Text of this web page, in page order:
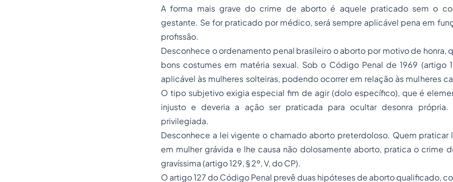
A forma mais grave do crime de aborto é aquele praticado sem o
gestante. Se for praticado por médico, será sempre aplicável pena em
profissão.
Desconhece o ordenamento penal brasileiro o aborto por motivo de honra,
bons costumes em matéria sexual. Sob o Código Penal de 1969 (artigo
aplicável às mulheres solteiras, podendo ocorrer em relação às mulheres
O tipo subjetivo exigia especial fim de agir (dolo específico), que é
injusto e deveria a ação ser praticada para ocultar desonra própria.
privilegiada.
Desconhece a lei vigente o chamado aborto preterdoloso. Quem praticar
em mulher grávida e lhe causa não dolosamente aborto, pratica o crime
gravíssima (artigo 129, § 2º, V, do CP).
O artigo 127 do Código Penal prevê duas hipóteses de aborto qualificado,